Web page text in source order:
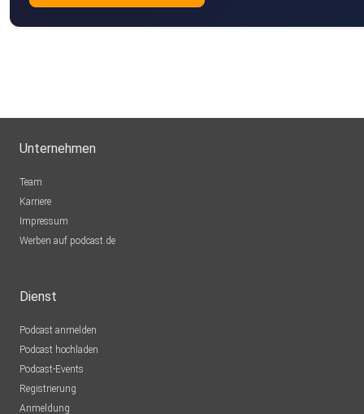
Unternehmen
Team
Karriere
Impressum
Werben auf podcast.de
Dienst
Podcast anmelden
Podcast hochladen
Podcast-Events
Registrierung
Anmeldung